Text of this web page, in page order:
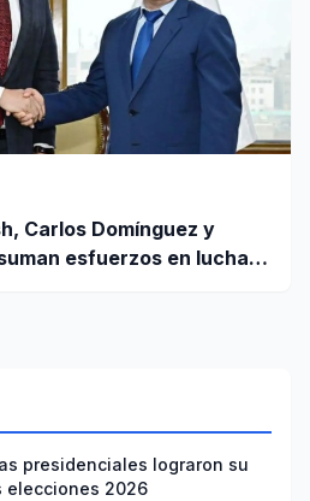
Carlos Domínguez y
esfuerzos en lucha
presidenciales lograron su
elecciones 2026